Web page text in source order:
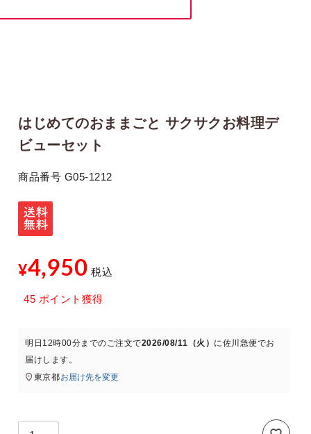
はじめてのおままごと サクサクお料理デ
ビューセット
商品番号 G05-1212
¥4,950 税込
45 ポイント獲得
明日 12時00分までのご注文で2026/08/11（火） に佐川急便でお
届けします。
東京都お届け先を変更